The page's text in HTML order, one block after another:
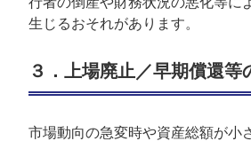
生じるおそれがあります。
３．上場廃止／早期償還等
市場動向の急変時や資産総額が小